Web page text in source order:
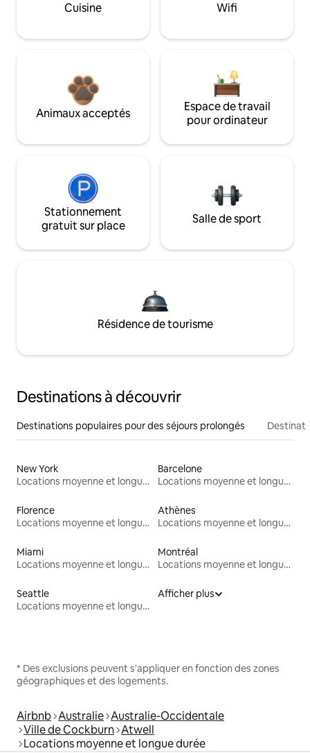
Cuisine Wifi
Animaux acceptés
Espace de travail
pour ordinateur
Stationnement
gratuit sur place
Salle de sport
Résidence de tourisme
Destinations à découvrir
Destinations populaires pour des séjours prolongés
New York
Locations moyenne et longue durée
Barcelone
Locations moyenne et longue durée
Florence
Locations moyenne et longue durée
Athènes
Locations moyenne et longue durée
Miami
Locations moyenne et longue durée
Montréal
Locations moyenne et longue durée
Seattle
Locations moyenne et longue durée
Afficher plus
* Des exclusions peuvent s'appliquer en fonction des zones
géographiques et des logements.
Airbnb Australie Australie-Occidentale
Ville de Cockburn Atwell
Locations moyenne et longue durée